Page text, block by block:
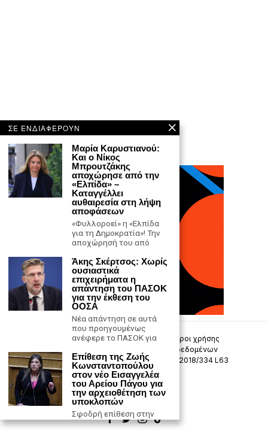
Επικοινωνία Πολιτική Απορρήτου
Όροι χρήσης
Πολιτική προστασίας προσωπικών δεδομένων
Δήλωση συμμόρφωσης -σύσταση (ΕΕ) 2018/334 L63
Μ.Η.Τ. 242033
ΣΕ ΕΝΔΙΑΦΕΡΟΥΝ
Μαρία Καρυστιανού:
Και ο Νίκος
Μπρουτζάκης
αποχώρησε από την
«Ελπίδα» –
Καταγγέλλει
αυθαιρεσία στη λήψη
αποφάσεων
«Φυλλοροεί» η «Ελπίδα
για τη Δημοκρατία»! Την
αποχώρησή του από
Άκης Σκέρτσος: Χωρίς
ουσιαστικά
επιχειρήματα η
απάντηση του ΠΑΣΟΚ
για την έκθεση του
ΟΟΣΑ
Νέα απάντηση σε αυτά
που προηγουμένως
ανέφερε το ΠΑΣΟΚ για
Επίθεση της Ζωής
Κωνσταντοπούλου
στον νέο Εισαγγελέα
του Αρείου Πάγου για
την αρχειοθέτηση των
υποκλοπών
Σφοδρή επίθεση στην
κυβέρνηση και στη